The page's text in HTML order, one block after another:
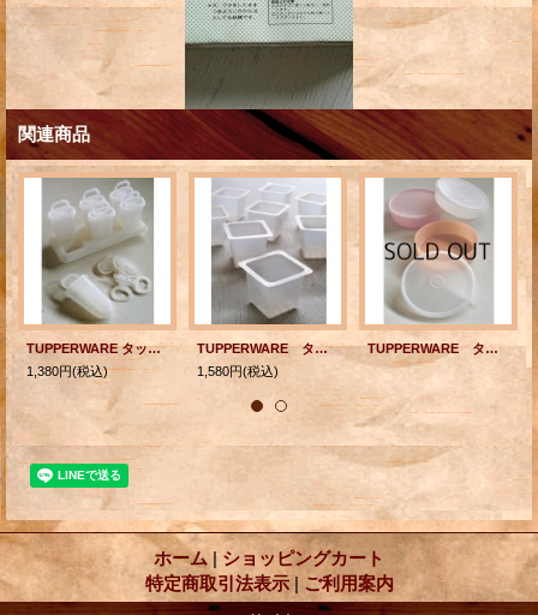
関連商品
TUPPERWARE タッパーウェア "ICE TUPS/アイスキャンデーセット" ６本用アイスステック型 スペア：フタ＆ステック各2コ付
1,380円(税込)
TUPPERWARE タッパーウェア 製氷器/アイスキューブ型 10pcセット ホワイト/半透明 容量： 130ml
1,580円(税込)
TUPPERWARE タッパーウェア フリーザーボールLサイズ 3pcセット 容量： 600ml
ホーム | ショッピングカート
特定商取引法表示 | ご利用案内